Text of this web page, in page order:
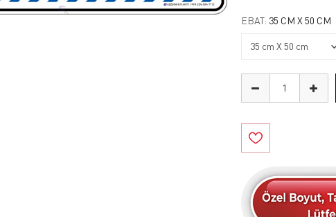
EBAT: 35 CM X 50 CM